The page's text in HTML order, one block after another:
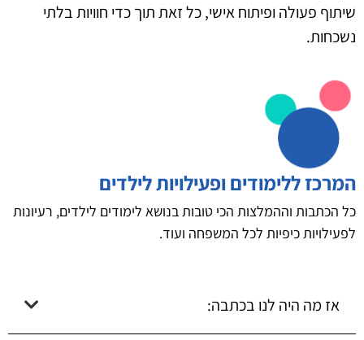
שיתוף פעולה ופיתוח אישי, כל זאת תוך כדי חוויות בלתי
נשכחות.
המרכז ללימודים ופעילויות לילדים
כל הכתבות וההמלצות הכי טובות בנושא לימודים לילדים, רעיונות
לפעילויות כיפיות לכל המשפחה ועוד.
אז מה היה לנו בכתבה: